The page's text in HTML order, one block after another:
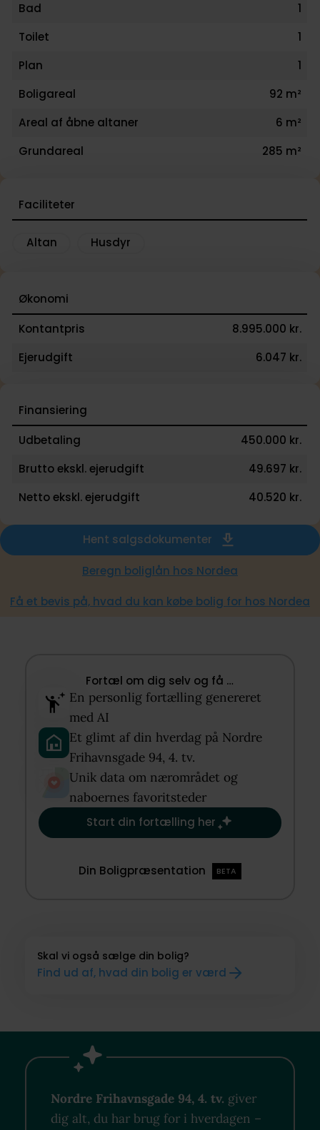
Bad
1
Toilet
1
Plan
1
Boligareal
92 m²
Areal af åbne altaner
6 m²
Grundareal
285 m²
Faciliteter
Altan Husdyr
Økonomi
Kontantpris
8.995.000 kr.
Ejerudgift
6.047 kr.
Finansiering
Udbetaling
450.000 kr.
Brutto ekskl. ejerudgift
49.697 kr.
Netto ekskl. ejerudgift
40.520 kr.
Hent salgsdokumenter
Beregn boliglån hos Nordea
Få et bevis på, hvad du kan købe bolig for hos Nordea
Fortæl om dig selv og få …​
En personlig fortælling genereret
med AI​
Et glimt af din hverdag på Nordre
Frihavnsgade 94, 4. tv.​
Unik data om nærområdet og
naboernes favoritsteder​
Start din fortælling her
Din Boligpræsentation BETA
Skal vi også sælge din bolig?
Find ud af, hvad din bolig er værd
Nordre Frihavnsgade 94, 4. tv. giver
dig alt, du har brug for i hverdagen –